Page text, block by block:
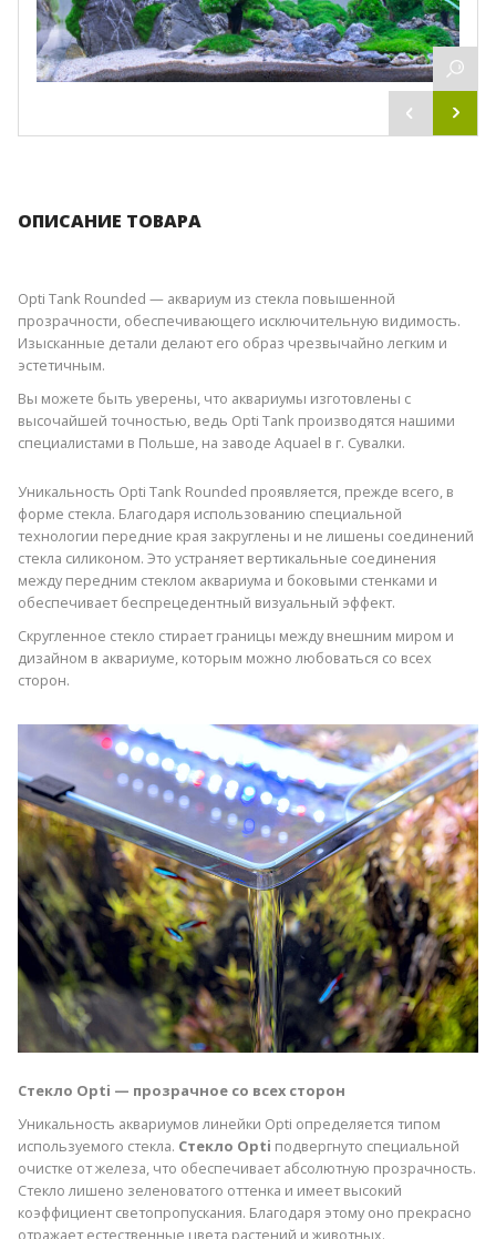
ОПИСАНИЕ ТОВАРА
Opti Tank Rounded — аквариум из стекла повышенной
прозрачности, обеспечивающего исключительную видимость.
Изысканные детали делают его образ чрезвычайно легким и
эстетичным.
Вы можете быть уверены, что аквариумы изготовлены с
высочайшей точностью, ведь Opti Tank производятся нашими
специалистами в Польше, на заводе Aquael в г. Сувалки.
Уникальность Opti Tank Rounded проявляется, прежде всего, в
форме стекла. Благодаря использованию специальной
технологии передние края закруглены и не лишены соединений
стекла силиконом. Это устраняет вертикальные соединения
между передним стеклом аквариума и боковыми стенками и
обеспечивает беспрецедентный визуальный эффект.
Скругленное стекло стирает границы между внешним миром и
дизайном в аквариуме, которым можно любоваться со всех
сторон.
Стекло Opti — прозрачное со всех сторон
Уникальность аквариумов линейки Opti определяется типом
используемого стекла. Стекло Opti подвергнуто специальной
очистке от железа, что обеспечивает абсолютную прозрачность.
Стекло лишено зеленоватого оттенка и имеет высокий
коэффициент светопропускания. Благодаря этому оно прекрасно